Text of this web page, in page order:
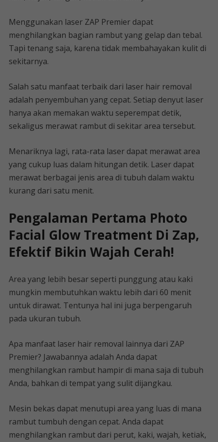
Menggunakan laser ZAP Premier dapat
menghilangkan bagian rambut yang gelap dan tebal.
Tapi tenang saja, karena tidak membahayakan kulit di
sekitarnya.
Salah satu manfaat terbaik dari laser hair removal
adalah penyembuhan yang cepat. Setiap denyut laser
hanya akan memakan waktu seperempat detik,
sekaligus merawat rambut di sekitar area tersebut.
Menariknya lagi, rata-rata laser dapat merawat area
yang cukup luas dalam hitungan detik. Laser dapat
merawat berbagai jenis area di tubuh dalam waktu
kurang dari satu menit.
Pengalaman Pertama Photo
Facial Glow Treatment Di Zap,
Efektif Bikin Wajah Cerah!
Area yang lebih besar seperti punggung atau kaki
mungkin membutuhkan waktu lebih dari 60 menit
untuk dirawat. Tentunya hal ini juga berpengaruh
pada ukuran tubuh.
Apa manfaat laser hair removal lainnya dari ZAP
Premier? Jawabannya adalah Anda dapat
menghilangkan rambut hampir di mana saja di tubuh
Anda, bahkan di tempat yang sulit dijangkau.
Mesin bekas dapat menutupi area yang luas di mana
rambut tumbuh dengan cepat. Anda dapat
menghilangkan rambut dari perut, kaki, wajah, ketiak,